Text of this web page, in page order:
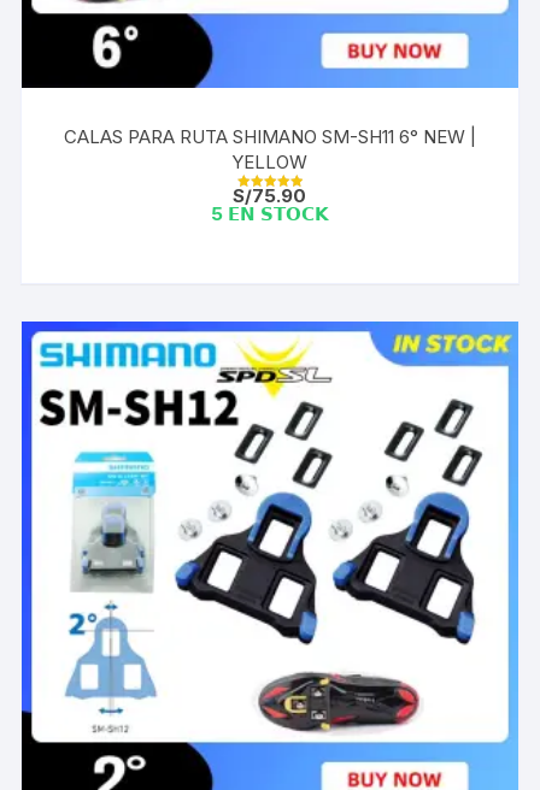
CALAS PARA RUTA SHIMANO SM-SH11 6° NEW |
YELLOW
Valorado con
5.00
de 5
S/75.90
5 𝗘𝗡 𝗦𝗧𝗢𝗖𝗞